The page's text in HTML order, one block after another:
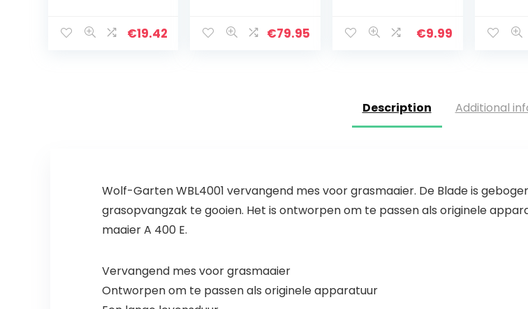
€19.42
€79.95
ademende
€9.99
Description Additional
Wolf-Garten WBL4001 vervangend mes voor grasmaaier. De Blade is
grasopvangzak te gooien. Het is ontworpen om te passen als originele
maaier A 400 E.
Vervangend mes voor grasmaaier
Ontworpen om te passen als originele apparatuur